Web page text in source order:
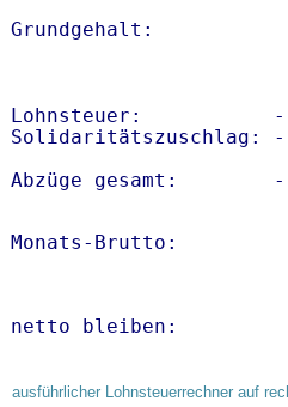
Lohnsteuer:           -
Solidaritätszuschlag: -
Abzüge gesamt:        -
Monats-
netto bleiben:
ausführlicher Lohnsteuerrechner auf